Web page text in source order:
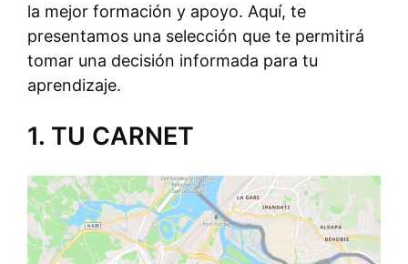
la mejor formación y apoyo. Aquí, te
presentamos una selección que te permitirá
tomar una decisión informada para tu
aprendizaje.
1. TU CARNET